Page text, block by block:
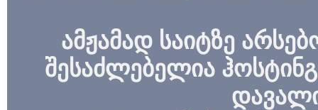
ამჟამად საიტზე
შესაძლებელია